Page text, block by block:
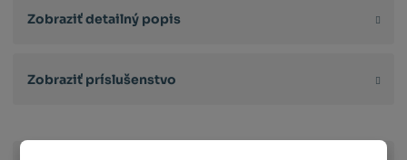
Zobraziť detailný popis
Zobraziť príslušenstvo